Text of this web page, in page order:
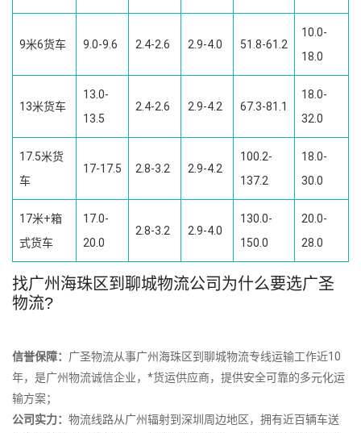
9米6货车 9.0-9.6 2.4-2.6 2.9-4.0 51.8-61.2
10.0-
18.0
13米货车
13.0-
13.5
2.4-2.6 2.9-4.2 67.3-81.1
18.0-
32.0
17.5米货
车
17-17.5 2.8-3.2 2.9-4.2
100.2-
137.2
18.0-
30.0
17米+箱
式货车
17.0-
20.0
2.8-3.2 2.9-4.0
130.0-
150.0
20.0-
28.0
找广州海珠区到聊城物流公司为什么要选广圣
物流?
信誉保障： 广圣物流从事广州海珠区到聊城物流专线运输工作近10
年，是广州物流诚信企业，*货运供应商，提供安全可靠的多元化运
输方案；
公司实力： 物流线路从广州辐射到深圳周边地区，拥有近百辆车送